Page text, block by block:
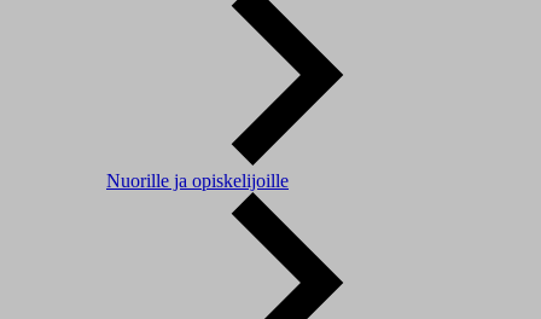
Nuorille ja opiskelijoille